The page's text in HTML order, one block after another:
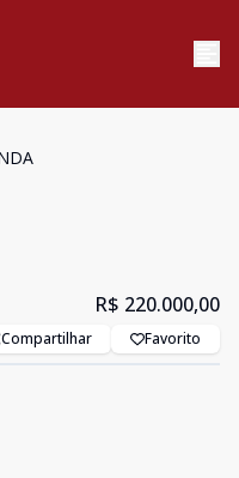
R$ 220.000,00
Compartilhar Favorito